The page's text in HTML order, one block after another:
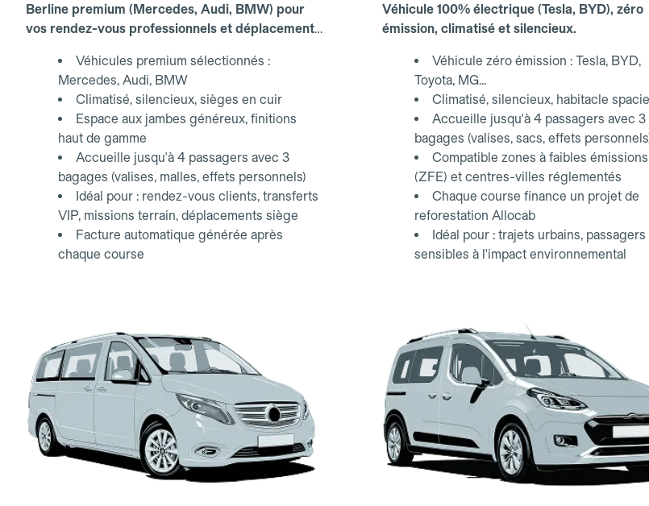
Berline premium (Mercedes, Audi, BMW) pour
vos rendez-vous professionnels et déplacements
Véhicules premium sélectionnés :
Mercedes, Audi, BMW
Climatisé, silencieux, sièges en cuir
Espace aux jambes généreux, finitions
haut de gamme
Accueille jusqu'à 4 passagers avec 3
bagages (valises, malles, effets personnels)
Idéal pour : rendez-vous clients, transferts
VIP, missions terrain, déplacements siège
Facture automatique générée après
chaque course
Véhicule 100% électrique (Tesla, BYD), zéro
émission, climatisé et silencieux.
Véhicule zéro émission : Tesla, BYD,
Toyota, MG...
Climatisé, silencieux, habitacle
Accueille jusqu'à 4 passagers avec 3
bagages (valises, sacs, effets
Compatible zones à faibles émissions
(ZFE) et centres-villes réglementés
Chaque course finance un projet de
reforestation Allocab
Idéal pour : trajets urbains, passagers
sensibles à l'impact environnemental